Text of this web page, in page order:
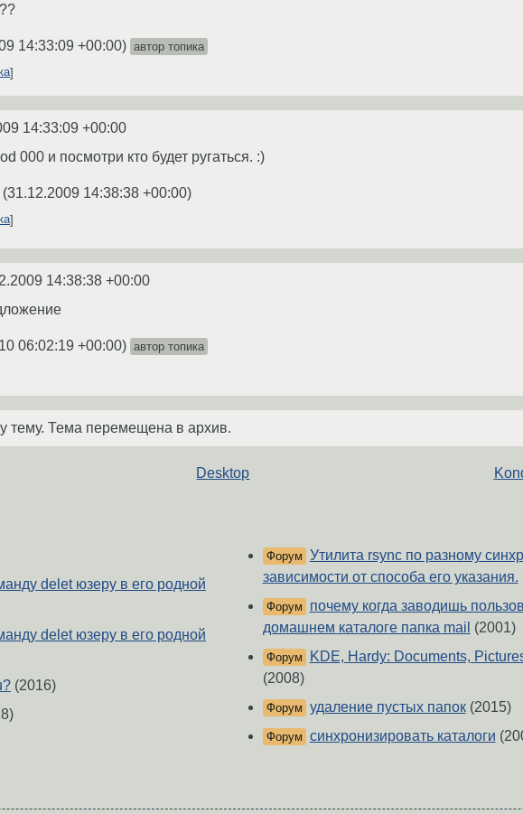
14:33:09 +00:00) автор топика
14:33:09 +00:00
000 и посмотри кто будет ругаться. :)
(31.12.2009 14:38:38 +00:00)
14:38:38 +00:00
06:02:19 +00:00) автор топика
тему. Тема перемещена в архив.
Desktop
delet юзеру в его родной
delet юзеру в его родной
(2016)
Форум
Утилита rsync по разному
зависимости от способа его указания.
Форум
почему когда заводишь
домашнем каталоге папка mail (2001)
Форум
KDE, Hardy: Documents,
(2008)
Форум удаление пустых папок(2015)
Форум синхронизировать каталоги